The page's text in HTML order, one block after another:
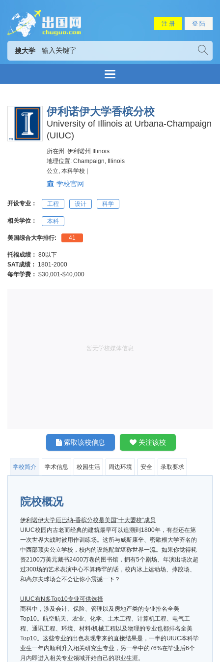
注 册 登 陆
搜大学
伊利诺伊大学香槟分校
University of Illinois at Urbana-Champaign
(UIUC)
所在州: 伊利诺州 Illinois
地理位置: Champaign, Illinois
公立, 本科学校 |
学校官网
开设专业： 工程 设计 科学
相关学位： 本科
美国综合大学排行: 41
托福成绩： 80以下
SAT成绩： 1801-2000
每年学费： $30,001-$40,000
暂无学校媒体信息
关注该校
索取该校信息
学校简介 学术信息 校园生活 周边环境 安全 录取要求
院校概况
伊利诺伊大学厄巴纳-香槟分校是美国“十大盟校”成员
UIUC校园内古老而经典的建筑最早可以追溯到1800年，有些还在第
一次世界大战时被用作训练场。这所与威斯康辛、密歇根大学齐名的
中西部顶尖公立学校，校内的设施配置堪称世界一流。如果你觉得耗
资2100万美元藏书2400万卷的图书馆，拥有5个剧场、年演出场次超
过300场的艺术表演中心不算稀罕的话，校内冰上运动场、摔跤场、
和高尔夫球场会不会让你小震撼一下？
UIUC有N 多Top10专业可供选择
商科中，涉及会计、保险、管理以及房地产类的专业排名全美
Top10。航空航天、农业、化学、土木工程、计算机工程、电气工
程、通讯工程、环境、材料/机械工程以及物理的专业也都排名全美
Top10。这些专业的出色表现带来的直接结果是，一半的UIUC本科毕
业生一年内顺利升入相关研究生专业，另一半中的76%在毕业后6个
月内即进入相关专业领域开始自己的职业生涯。